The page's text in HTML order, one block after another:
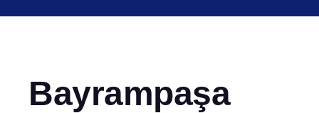
Bayrampaşa